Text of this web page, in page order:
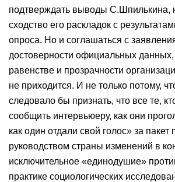
подтверждать выводы С.Шпилькина,
сходство его раскладок с
опроса. Но и соглашаться с
достоверности официальных данных,
равенстве и прозрачности
не приходится. И не только потому,
следовало бы признать, что все те,
сообщить интервьюеру, как они
как один отдали свой голос» за
руководством страны изменений в
исключительное «единодушие»
практике социологических